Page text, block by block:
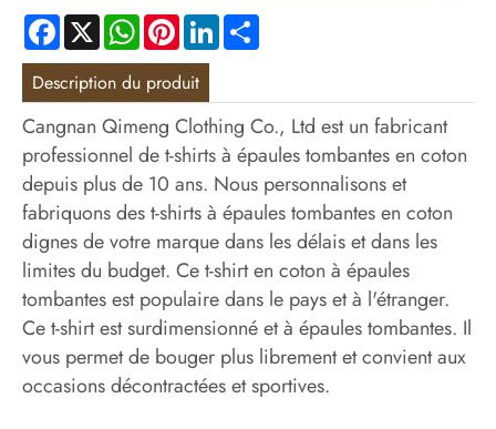
Facebook
X WhatsApp
PinterestLinkedIn
Description du produit
Cangnan Qimeng Clothing Co., Ltd est un fabricant
professionnel de t-shirts à épaules tombantes en coton
depuis plus de 10 ans. Nous personnalisons et
fabriquons des t-shirts à épaules tombantes en coton
dignes de votre marque dans les délais et dans les
limites du budget. Ce t-shirt en coton à épaules
tombantes est populaire dans le pays et à l'étranger.
Ce t-shirt est surdimensionné et à épaules tombantes. Il
vous permet de bouger plus librement et convient aux
occasions décontractées et sportives.